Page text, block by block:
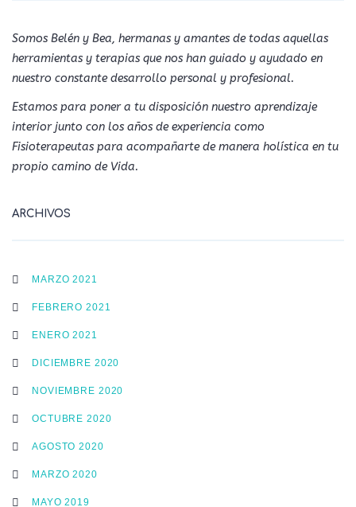
Somos Belén y Bea, hermanas y amantes de todas aquellas
herramientas y terapias que nos han guiado y ayudado en
nuestro constante desarrollo personal y profesional.
Estamos para poner a tu disposición nuestro aprendizaje
interior junto con los años de experiencia como
Fisioterapeutas para acompañarte de manera holística en tu
propio camino de Vida.
ARCHIVOS
MARZO 2021
FEBRERO 2021
ENERO 2021
DICIEMBRE 2020
NOVIEMBRE 2020
OCTUBRE 2020
AGOSTO 2020
MARZO 2020
MAYO 2019